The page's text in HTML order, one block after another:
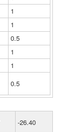
1
1
0.5
1
1
0.5
-26.40